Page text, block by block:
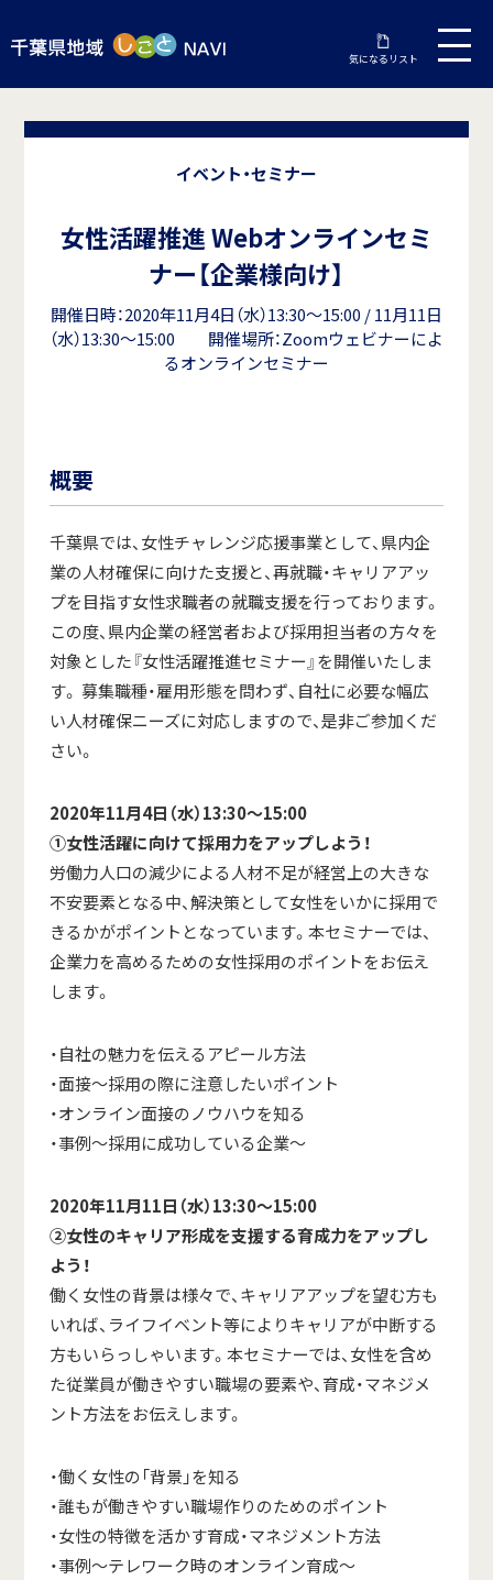
気になるリスト
イベント・セミナー
女性活躍推進 Webオンラインセミ
ナー【企業様向け】
開催日時：2020年11月4日（水）13:30～15:00 / 11月11日
（水）13:30～15:00 開催場所：Zoomウェビナーによ
るオンラインセミナー
概要
千葉県では、女性チャレンジ応援事業として、県内企
業の人材確保に向けた支援と、再就職・キャリアアッ
プを目指す女性求職者の就職支援を行っております。
この度、県内企業の経営者および採用担当者の方々を
対象とした『女性活躍推進セミナー』を開催いたしま
す。 募集職種・雇用形態を問わず、自社に必要な幅広
い人材確保ニーズに対応しますので、是非ご参加くだ
さい。
2020年11月4日（水）13:30～15:00
①女性活躍に向けて採用力をアップしよう！
労働力人口の減少による人材不足が経営上の大きな
不安要素となる中、解決策として女性をいかに採用で
きるかがポイントとなっています。本セミナーでは、
企業力を高めるための女性採用のポイントをお伝え
します。
・自社の魅力を伝えるアピール方法
・面接～採用の際に注意したいポイント
・オンライン面接のノウハウを知る
・事例～採用に成功している企業～
2020年11月11日（水）13:30～15:00
②女性のキャリア形成を支援する育成力をアップし
よう！
働く女性の背景は様々で、キャリアアップを望む方も
いれば、ライフイベント等によりキャリアが中断する
方もいらっしゃいます。本セミナーでは、女性を含め
た従業員が働きやすい職場の要素や、育成・マネジメ
ント方法をお伝えします。
・働く女性の「背景」を知る
・誰もが働きやすい職場作りのためのポイント
・女性の特徴を活かす育成・マネジメント方法
・事例～テレワーク時のオンライン育成～